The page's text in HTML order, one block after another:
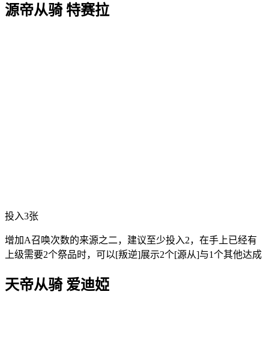
源帝从骑 特赛拉
投入3张
增加A召唤次数的来源之二，建议至少投入2，在手上已经有
上级需要2个祭品时，可以[叛逆]展示2个[源从]与1个其他达成
天帝从骑 爱迪婭